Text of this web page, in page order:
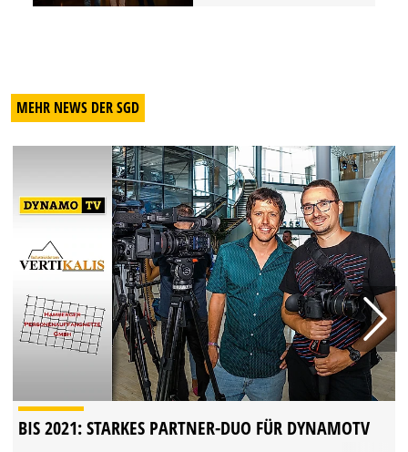
MEHR NEWS DER SGD
BIS 2021: STARKES PARTNER-DUO FÜR DYNAMOTV